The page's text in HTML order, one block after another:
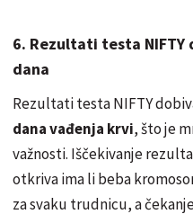
6. Rezultati testa NIFTY
dana
Rezultati testa NIFTY
dana vađenja krvi, što je
važnosti. Iščekivanje
otkriva ima li beba
za svaku trudnicu, a